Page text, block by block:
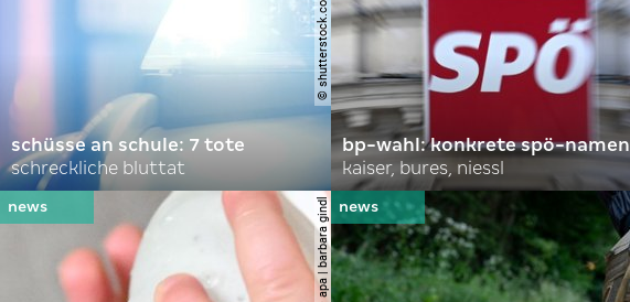
schüsse an schule: 7 tote
schreckliche bluttat
bp-wahl: konkrete spö-namen
kaiser, bures, niessl
© apa | barbara gindl